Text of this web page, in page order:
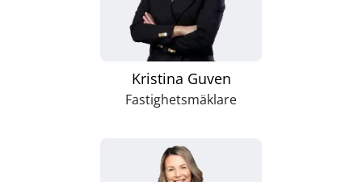
Kristina Guven
Fastighetsmäklare